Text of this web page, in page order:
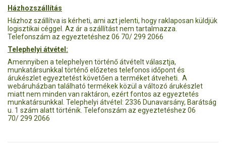
Házhozszállítás
Házhoz szállítva is kérheti, ami azt jelenti, hogy raklaposan küldjük
logisztikai céggel. Az ár a szállítást nem tartalmazza.
Telefonszám az egyeztetéshez 06 70/ 299 2066
Telephelyi átvétel:
Amennyiben a telephelyen történő átvételt választja,
munkatársunkkal történő előzetes telefonos időpont és
árukészlet egyeztetést követően a terméket átveheti. A
webáruházban található termékek közül a változó árukészlet
miatt nem minden van raktáron, ezért fontos az egyeztetés
munkatársunkkal. Telephelyi átvétel: 2336 Dunavarsány, Barátság
u. 1 szám alatt történik. Telefonszám az egyeztetéshez 06
70/ 299 2066